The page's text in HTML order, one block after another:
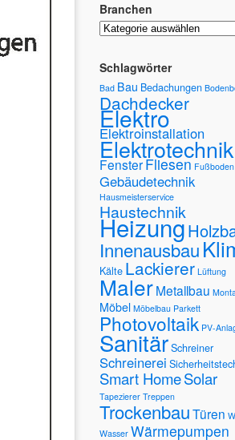
Branchen
Branchen
Schlagwörter
Bad Bau Bedachungen
Dachdecker
Elektro
Elektroinstallation
Elektrotechnik
FensterFliesen Fußboden
Gebäudetechnik
Hausmeisterservice
Haustechnik
Heizung
Innenausbau
Kälte Lackierer Lüftung
MalerMetallbau
Möbel Möbelbau Parkett
Photovoltaik PV-
SanitärSchreiner
Schreinerei
Smart HomeSolar
Tapezierer Treppen
TrockenbauTüren
Wasser Wärmepumpen